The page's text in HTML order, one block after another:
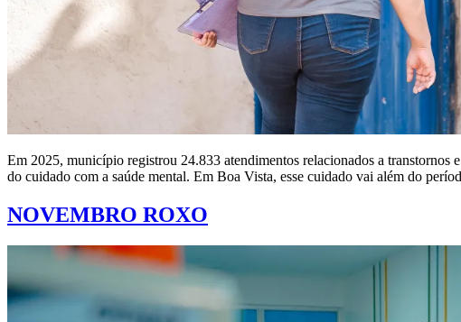
Em 2025, município registrou 24.833 atendimentos relacionados a transtornos
do cuidado com a saúde mental. Em Boa Vista, esse cuidado vai além do
NOVEMBRO ROXO